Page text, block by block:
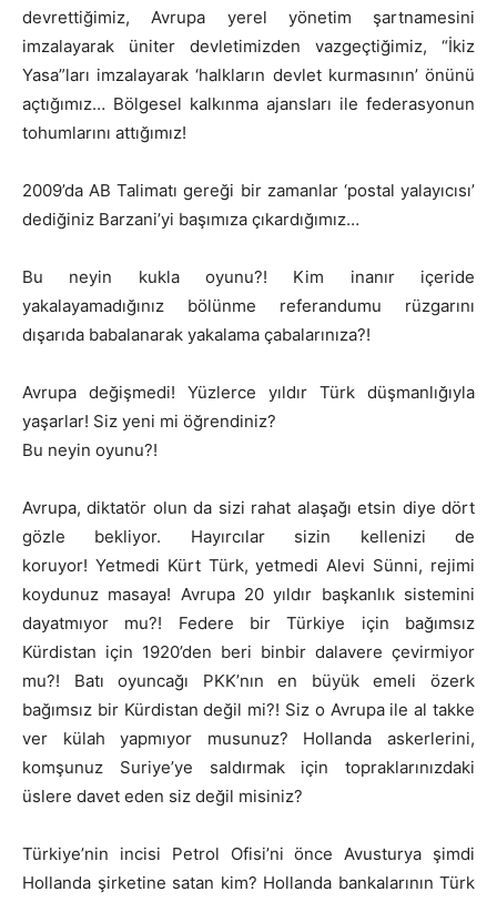
devrettiğimiz, Avrupa yerel yönetim şartnamesini
imzalayarak üniter devletimizden vazgeçtiğimiz, “İkiz
Yasa”ları imzalayarak ‘halkların devlet kurmasının’ önünü
açtığımız… Bölgesel kalkınma ajansları ile federasyonun
tohumlarını attığımız!
2009’da AB Talimatı gereği bir zamanlar ‘postal yalayıcısı’
dediğiniz Barzani’yi başımıza çıkardığımız…
Bu neyin kukla oyunu?! Kim inanır içeride
yakalayamadığınız bölünme referandumu rüzgarını
dışarıda babalanarak yakalama çabalarınıza?!
Avrupa değişmedi! Yüzlerce yıldır Türk düşmanlığıyla
yaşarlar! Siz yeni mi öğrendiniz?
Bu neyin oyunu?!
Avrupa, diktatör olun da sizi rahat alaşağı etsin diye dört
gözle bekliyor. Hayırcılar sizin kellenizi de
koruyor! Yetmedi Kürt Türk, yetmedi Alevi Sünni, rejimi
koydunuz masaya! Avrupa 20 yıldır başkanlık sistemini
dayatmıyor mu?! Federe bir Türkiye için bağımsız
Kürdistan için 1920’den beri binbir dalavere çevirmiyor
mu?! Batı oyuncağı PKK’nın en büyük emeli özerk
bağımsız bir Kürdistan değil mi?! Siz o Avrupa ile al takke
ver külah yapmıyor musunuz? Hollanda askerlerini,
komşunuz Suriye’ye saldırmak için topraklarınızdaki
üslere davet eden siz değil misiniz?
Türkiye’nin incisi Petrol Ofisi’ni önce Avusturya şimdi
Hollanda şirketine satan kim? Hollanda bankalarının Türk